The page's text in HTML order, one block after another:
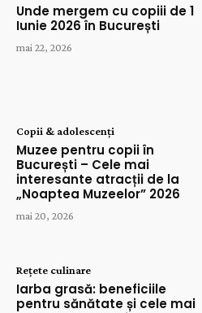
Unde mergem cu copiii de 1
Iunie 2026 în București
mai 22, 2026
Copii & adolescenți
Muzee pentru copii în
București – Cele mai
interesante atracții de la
„Noaptea Muzeelor” 2026
mai 20, 2026
Rețete culinare
Iarba grasă: beneficiile
pentru sănătate și cele mai